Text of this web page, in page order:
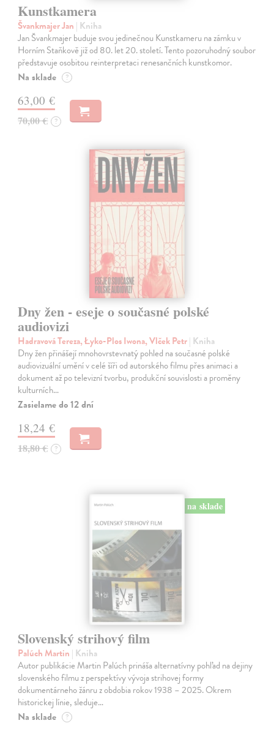
Kunstkamera
Švankmajer Jan | Kniha
Jan Švankmajer buduje svou jedinečnou Kunstkameru na zámku v
Horním Staňkově již od 80. let 20. století. Tento pozoruhodný soubor
představuje osobitou reinterpretaci renesančních kunstkomor.
Na sklade ?
63,00 €
70,00 € ?
Dny žen - eseje o současné polské
audiovizi
Hadravová Tereza, Łyko-Plos Iwona, Vlček Petr| Kniha
Dny žen přinášejí mnohovrstevnatý pohled na současné polské
audiovizuální umění v celé šíři od autorského filmu přes animaci a
dokument až po televizní tvorbu, produkční souvislosti a proměny
kulturních…
Zasielame do 12 dní
18,24 €
18,80 € ?
na sklade
Slovenský strihový film
Palúch Martin | Kniha
Autor publikácie Martin Palúch prináša alternatívny pohľad na dejiny
slovenského filmu z perspektívy vývoja strihovej formy
dokumentárneho žánru z obdobia rokov 1938 – 2025. Okrem
historickej línie, sleduje…
Na sklade ?